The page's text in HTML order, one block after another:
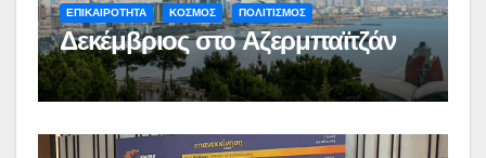
ΕΠΙΚΑΙΡΟΤΗΤΑ ΚΟΣΜΟΣ ΠΟΛΙΤΙΣΜΟΣ
Δεκέμβριος στο Αζερμπαϊτζάν